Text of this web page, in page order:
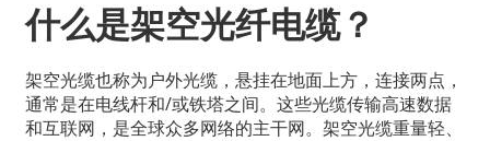
什么是架空光纤电缆？
架空光缆也称为户外光缆，悬挂在地面上方，连接两点，
通常是在电线杆和/或铁塔之间。这些光缆传输高速数据
和互联网，是全球众多网络的主干网。架空光缆重量轻、